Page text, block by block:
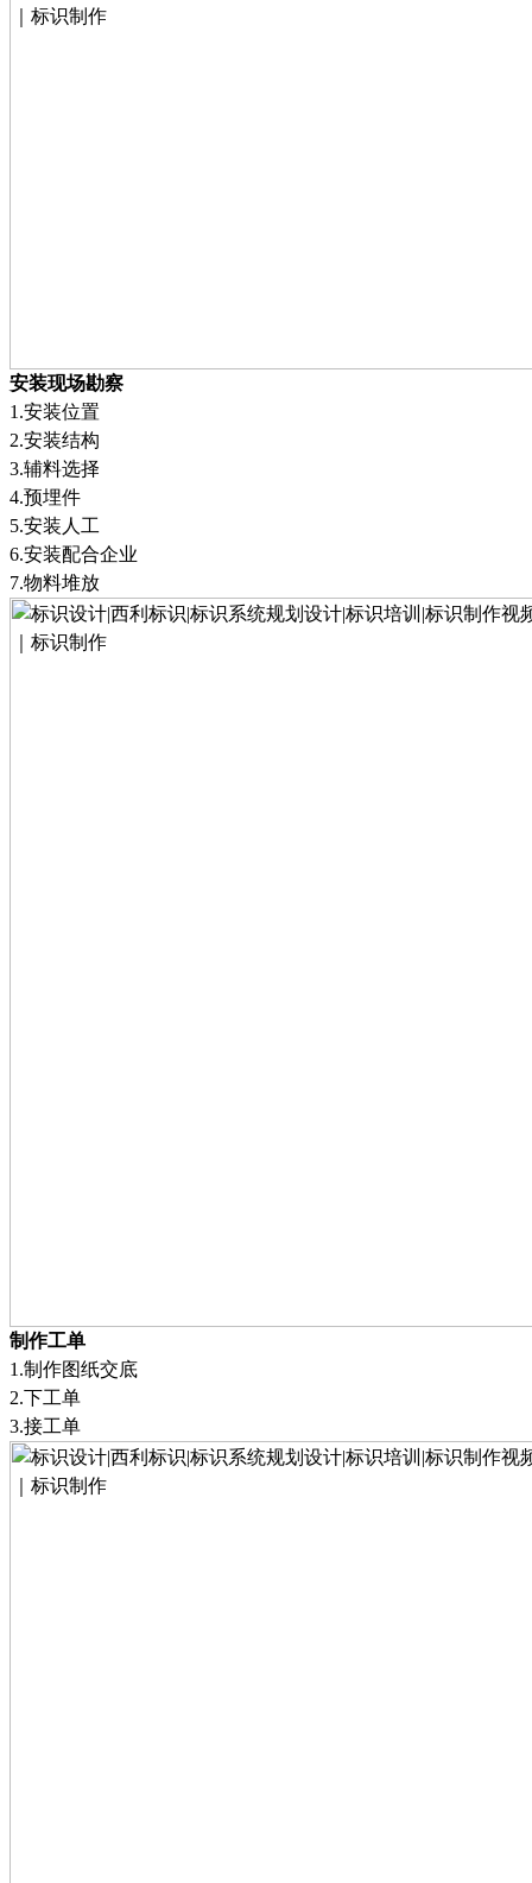
安装现场勘察
1 .安装位置
2.安装结构
3.辅料选择
4.预埋件
5.安装人工
6.安装配合企业
7.物料堆放
制作工单
1 .制作图纸交底
2.下工单
3.接工单